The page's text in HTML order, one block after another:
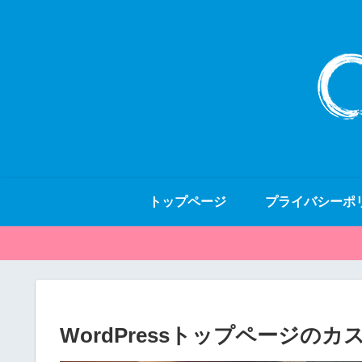
トップページ プライバシーポ
WordPressトップページのカ